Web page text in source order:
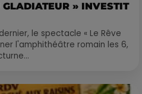
» INVESTIT
le spectacle « Le Rêve
l'amphithéâtre romain les 6,